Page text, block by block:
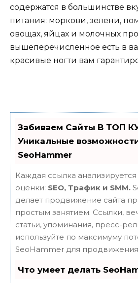
содержатся в большинстве
питания: моркови, зелени,
овощах, яйцах и молочных
вышеперечисленное есть в
красивые ногти вам
Забиваем Сайты В ТОП
Уникальные
SeoHammer
Каждая ссылка
оценки: SEO, Трафик и SMM.
делает продвижение сайта
простым занятием. Ссылки,
статьи, упоминания, пресс-
используйте по максимуму
SeoHammer для
Что умеет делать